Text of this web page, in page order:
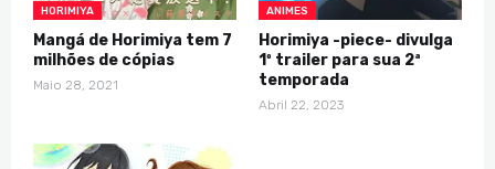
HORIMIYA
Mangá de Horimiya tem 7
milhões de cópias
Maio 28, 2021
ANIMES
Horimiya -piece- divulga
1º trailer para sua 2ª
temporada
Abril 22, 2023